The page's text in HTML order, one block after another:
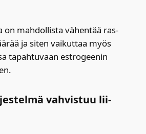
on mah­dol­lis­ta vähen­tää ras­
ja siten vai­kut­taa myös
tapah­tu­vaan estro­gee­nin
vah­vis­tuu lii­